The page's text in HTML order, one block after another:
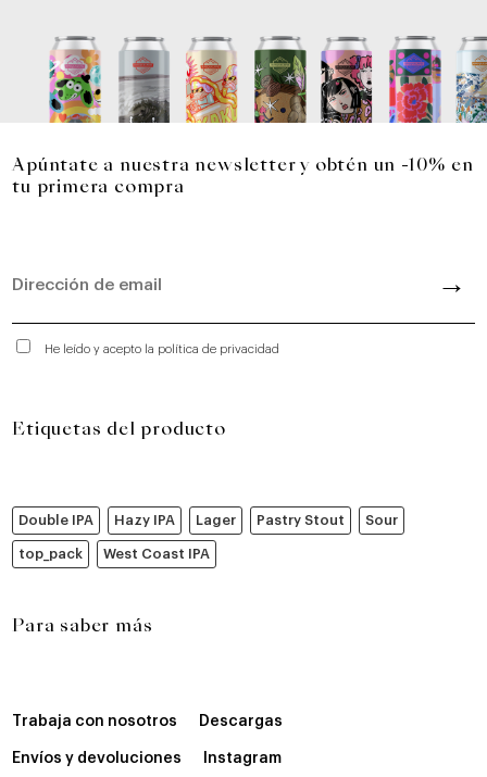
Apúntate a nuestra newsletter y obtén un -10% en
tu primera compra
He leído y acepto la política de privacidad
Etiquetas del producto
Double IPA Hazy IPA Lager Pastry Stout Sour
top_pack West Coast IPA
Para saber más
Trabaja con nosotros Descargas
Envíos y devoluciones Instagram